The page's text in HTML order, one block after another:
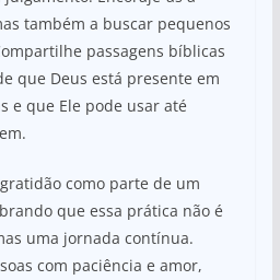
também a buscar pequenos
passagens bíblicas
que Deus está presente em
e que Ele pode usar até
como parte de um
que essa prática não é
uma jornada contínua.
com paciência e amor,